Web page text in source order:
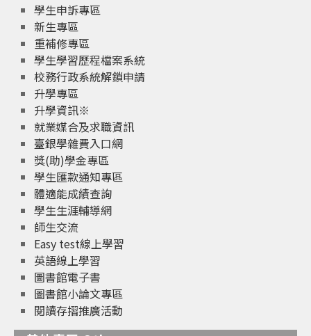
學生申訴專區
新生專區
重補修專區
學生學習歷程檔案系統
校務行政系統解鎖申請
升學專區
升學資訊※
就業媒合及求職資訊
臺銀學雜費入口網
獎(助)學金專區
學生匯款通知專區
體適能成績查詢
學生生涯輔導網
師生交流
Easy test線上學習
英語線上學習
圖書館電子書
圖書館小論文專區
閱讀存摺推廣活動